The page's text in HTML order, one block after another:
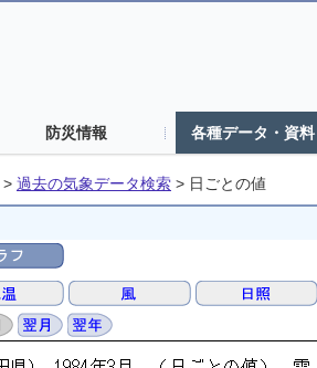
防災情報 各種データ・資料
> 過去の気象データ検索 > 日ごとの値